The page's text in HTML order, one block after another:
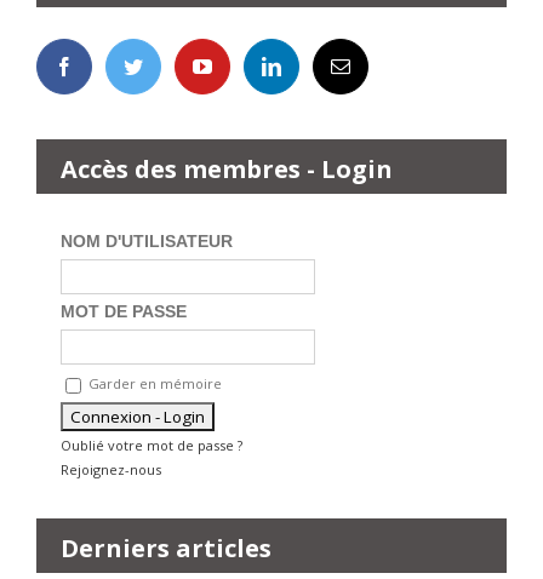
Accès des membres - Login
NOM D'UTILISATEUR
MOT DE PASSE
Garder en mémoire
Oublié votre mot de passe ?
Rejoignez-nous
Derniers articles